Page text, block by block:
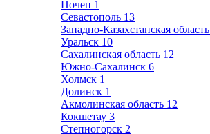
Почеп 1
Севастополь 13
Западно-Казахстанская область
Уральск 10
Сахалинская область 12
Южно-Сахалинск 6
Холмск 1
Долинск 1
Акмолинская область 12
Кокшетау 3
Степногорск 2